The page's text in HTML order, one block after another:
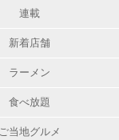
連載
新着店舗
ラーメン
食べ放題
ご当地グルメ